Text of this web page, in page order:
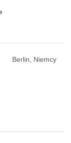
Berlin, Niemcy